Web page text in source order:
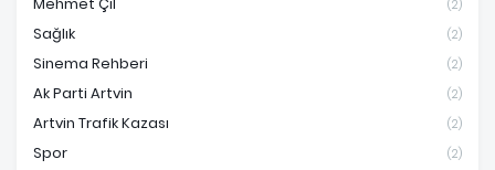
(2)
Sağlık (2)
Sinema Rehberi (2)
Ak Parti Artvin (2)
Artvin Trafik Kazası (2)
Spor (2)